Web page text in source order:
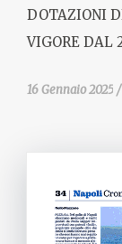
DOTAZIONI
VIGORE
16 Gennaio 2025